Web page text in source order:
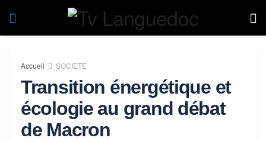
Accueil SOCIETE
Transition énergétique et
écologie au grand débat
de Macron